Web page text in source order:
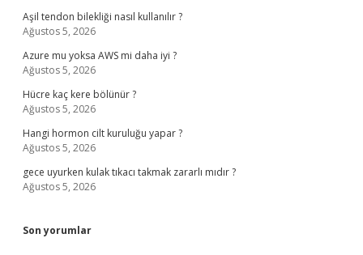
Aşil tendon bilekliği nasıl kullanılır ?
Ağustos 5, 2026
Azure mu yoksa AWS mi daha iyi ?
Ağustos 5, 2026
Hücre kaç kere bölünür ?
Ağustos 5, 2026
Hangi hormon cilt kuruluğu yapar ?
Ağustos 5, 2026
gece uyurken kulak tıkacı takmak zararlı mıdır ?
Ağustos 5, 2026
Son yorumlar